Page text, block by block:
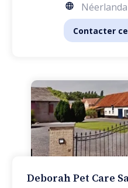
Contacter
Deborah Pet Care